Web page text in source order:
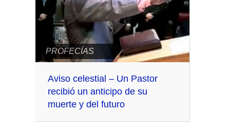
PROFECÍAS
Aviso celestial – Un Pastor
recibió un anticipo de su
muerte y del futuro